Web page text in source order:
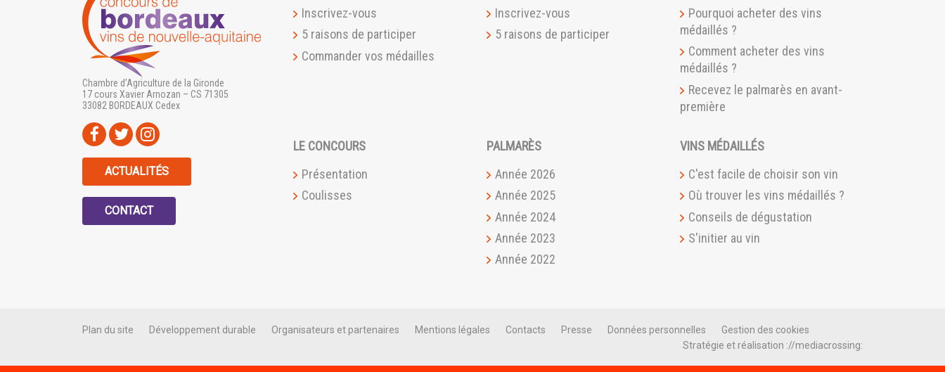
Chambre d’Agriculture de la Gironde
17 cours Xavier Arnozan – CS 71305
33082 BORDEAUX Cedex
ACTUALITÉS
CONTACT
Inscrivez-vous
5 raisons de participer
Commander vos médailles
Inscrivez-vous
5 raisons de participer
Pourquoi acheter des vins
médaillés ?
Comment acheter des vins
médaillés ?
Recevez le palmarès en avant-
première
LE CONCOURS
Présentation
Coulisses
PALMARÈS
Année 2026
Année 2025
Année 2024
Année 2023
Année 2022
VINS MÉDAILLÉS
C'est facile de choisir son vin
Où trouver les vins médaillés ?
Conseils de dégustation
S'initier au vin
Plan du site Développement durable Organisateurs et partenaires Mentions légales Contacts Presse Données personnelles
Gestion des cookies
Stratégie et réalisation ://mediacrossing: